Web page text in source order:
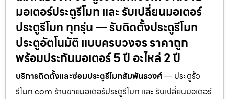
มอเตอร์ประตูรีโมท และ รับเปลี่ยนมอเตอร์
ประตูรีโมท ทุกรุ่น — รับติดตั้งประตูรีโมท
ประตูอัตโนมัติ แบบครบวงจร ราคาถูก
พร้อมประกันมอเตอร์ 5 ปี อะไหล่ 2 ปี
บริการติดตั้งและซ่อมประตูรีโมทสัมพันธวงศ์— ประตูรั้ว
รีโมท.com ร้านขายมอเตอร์ประตูรีโมท และ รับเปลี่ยนมอเตอร์